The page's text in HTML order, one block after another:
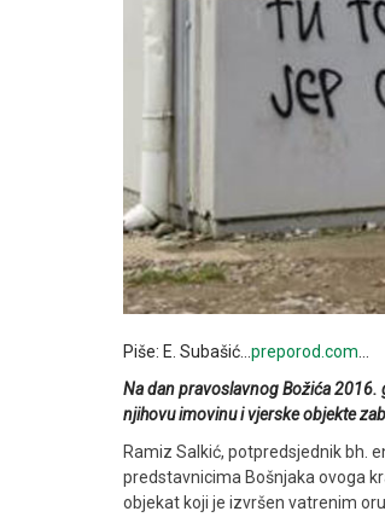
Piše: E. Subašić… preporod.com
Na dan pravoslavnog Božića
njihovu imovinu i vjerske objekte
Ramiz Salkić, potpredsjednik bh.
predstavnicima Bošnjaka ovoga
objekat koji je izvršen vatrenim